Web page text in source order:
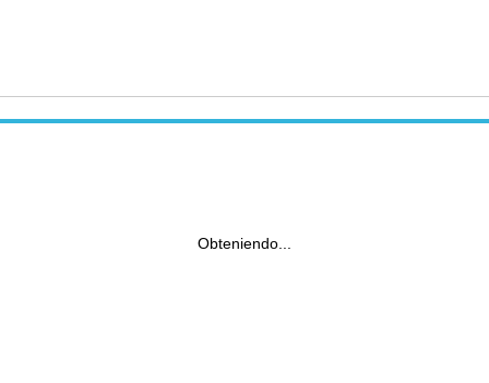
Obteniendo...